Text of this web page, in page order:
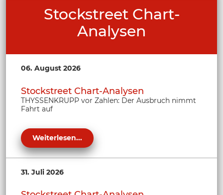
Stockstreet Chart-
Analysen
06. August 2026
Stockstreet Chart-Analysen
THYSSENKRUPP vor Zahlen: Der Ausbruch nimmt
Fahrt auf
Weiterlesen...
31. Juli 2026